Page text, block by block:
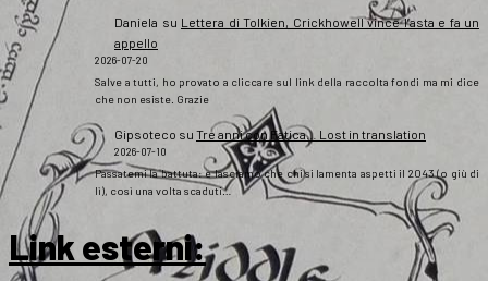
Daniela su Lettera di Tolkien, Crickhowell vince l’asta e fa un
appello
2026-07-20
Salve a tutti, ho provato a cliccare sul link della raccolta fondi ma mi dice
che non esiste. Grazie
Gipsoteco su Tre anni con Fatica… Lost in translation
2026-07-10
Passatemi la battuta: e lasciamo che chi si lamenta aspetti il 2043 (o giù di
lì), così una volta scaduti…
Link esterni: